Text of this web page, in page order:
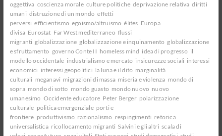
oggettiva coscienza morale culture politiche deprivazione relativa diritti
umani distruzione di un mondo effetti
perversi efficientismo egoismo/altruismo élites Europa
divisa Eurostat Far West mediterraneo flussi
migranti globalizzazione globalizzazione e inquinamento globalizzazione
e sfruttamento governo Conte II homeless mind idea di progresso il
modello occidentale industrialismo e mercato insicurezze sociali interessi
economici interessi geopolitici la luna e il dito marginalità
culturali meganavi migrazioni di massa miseria e violenza mondo di
sopra mondo di sotto mondo guasto mondo nuovo nuovo
umanesimo Occidente educatore Peter Berger polarizzazione
culturale politica emergenziale porti e
frontiere produttivismo razionalismo respingimenti retorica
universalistica ricollocamento migranti Salvini e gli altri scala di